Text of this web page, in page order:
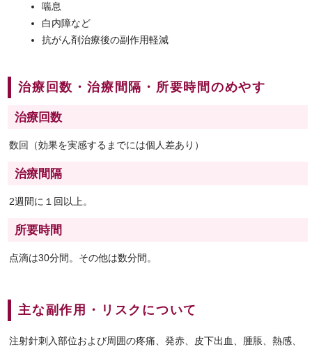
喘息
白内障など
抗がん剤治療後の副作用軽減
治療回数・治療間隔・所要時間のめやす
治療回数
数回（効果を実感するまでには個人差あり）
治療間隔
2週間に１回以上。
所要時間
点滴は30分間。その他は数分間。
主な副作用・リスクについて
注射針刺入部位および周囲の疼痛、発赤、皮下出血、腫脹、熱感、